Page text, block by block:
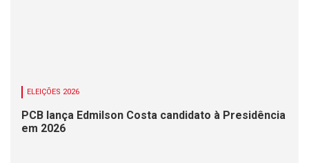
ELEIÇÕES 2026
PCB lança Edmilson Costa candidato à Presidência
em 2026